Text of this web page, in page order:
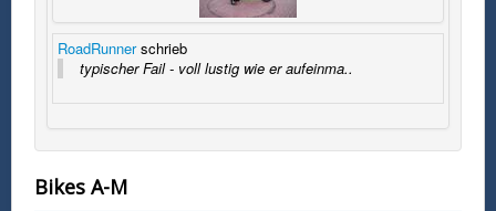
RoadRunnerschrieb
typischer Fail - voll lustig wie er aufeinma..
Bikes A-M